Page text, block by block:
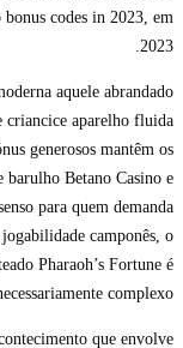
codes in 2023, em
2023.
aquele abrandado
criancice aparelho fluida
generosos mantêm os
barulho Betano Casino e
para quem demanda
camponês, o
Pharaoh’s Fortune é
complexo..
que envolve